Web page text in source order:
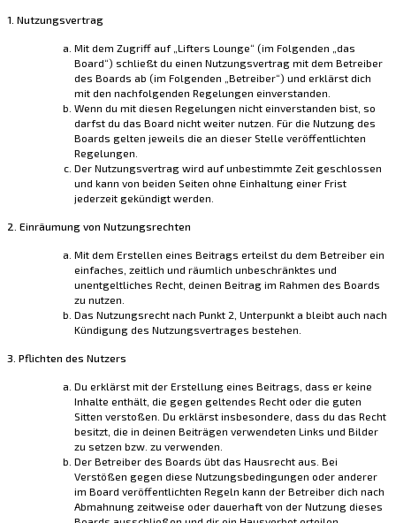
1. Nutzungsvertrag
Mit dem Zugriff auf „Lifters Lounge“ (im Folgenden „das
Board“) schließt du einen Nutzungsvertrag mit dem Betreiber
des Boards ab (im Folgenden „Betreiber“) und erklärst dich
mit den nachfolgenden Regelungen einverstanden.
Wenn du mit diesen Regelungen nicht einverstanden bist, so
darfst du das Board nicht weiter nutzen. Für die Nutzung des
Boards gelten jeweils die an dieser Stelle veröffentlichten
Regelungen.
Der Nutzungsvertrag wird auf unbestimmte Zeit geschlossen
und kann von beiden Seiten ohne Einhaltung einer Frist
jederzeit gekündigt werden.
2. Einräumung von Nutzungsrechten
Mit dem Erstellen eines Beitrags erteilst du dem Betreiber ein
einfaches, zeitlich und räumlich unbeschränktes und
unentgeltliches Recht, deinen Beitrag im Rahmen des Boards
zu nutzen.
Das Nutzungsrecht nach Punkt 2, Unterpunkt a bleibt auch nach
Kündigung des Nutzungsvertrages bestehen.
3. Pflichten des Nutzers
Du erklärst mit der Erstellung eines Beitrags, dass er keine
Inhalte enthält, die gegen geltendes Recht oder die guten
Sitten verstoßen. Du erklärst insbesondere, dass du das Recht
besitzt, die in deinen Beiträgen verwendeten Links und Bilder
zu setzen bzw. zu verwenden.
Der Betreiber des Boards übt das Hausrecht aus. Bei
Verstößen gegen diese Nutzungsbedingungen oder anderer
im Board veröffentlichten Regeln kann der Betreiber dich nach
Abmahnung zeitweise oder dauerhaft von der Nutzung dieses